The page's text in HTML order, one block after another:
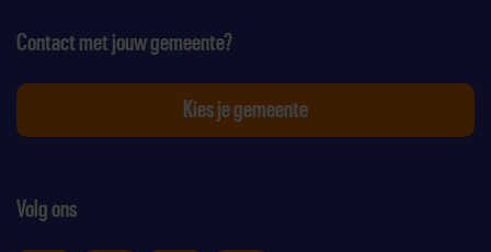
Volg ons
Contact met jouw gemeente?
Kies je gemeente